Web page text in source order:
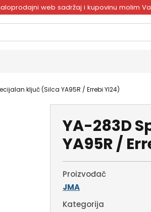
web sadržaj i kupovinu molim
ključ (Silca YA95R / Errebi YI24)
YA-283D
YA95R /
Proizvođač
JMA
Kategorija